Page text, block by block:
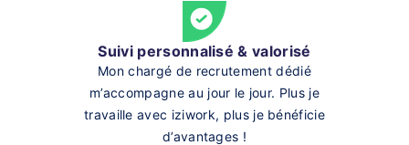
Suivi personnalisé & valorisé
Mon chargé de recrutement dédié
m’accompagne au jour le jour. Plus je
travaille avec iziwork, plus je bénéficie
d’avantages !